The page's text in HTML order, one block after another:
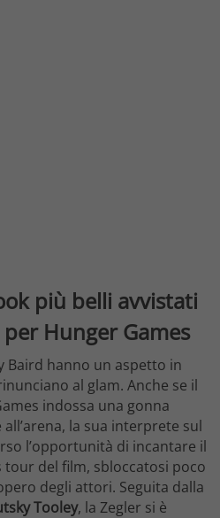
più belli avvistati
Hunger Games
Baird hanno un aspetto in
al glam. Anche se il
indossa una gonna
la sua interprete sul
l’opportunità di incantare il
del film, sbloccatosi poco
degli attori. Seguita dalla
Tooley, la Zegler si è